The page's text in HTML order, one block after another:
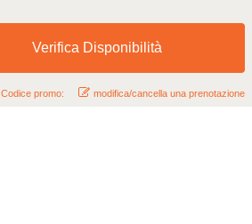
Codice promo: modifica/cancella una prenotazione